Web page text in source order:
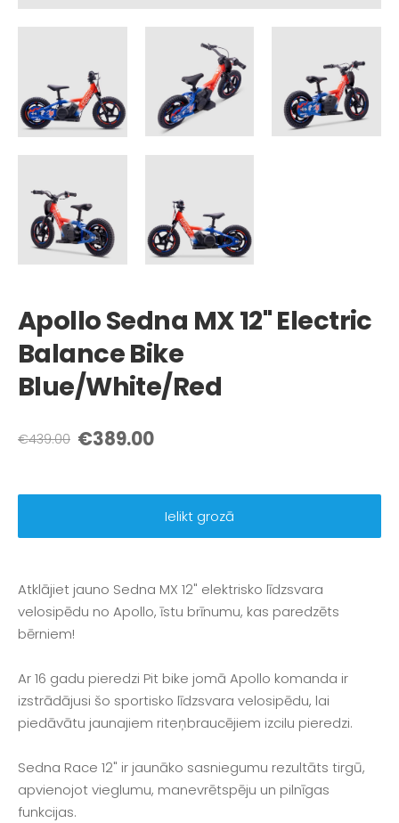
Apollo Sedna MX 12" Electric
Balance Bike
Blue/White/Red
€439.00 €389.00
Ielikt grozā
Atklājiet jauno Sedna MX 12" elektrisko līdzsvara
velosipēdu no Apollo, īstu brīnumu, kas paredzēts
bērniem!
Ar 16 gadu pieredzi Pit bike jomā Apollo komanda ir
izstrādājusi šo sportisko līdzsvara velosipēdu, lai
piedāvātu jaunajiem riteņbraucējiem izcilu pieredzi.
Sedna Race 12" ir jaunāko sasniegumu rezultāts tirgū,
apvienojot vieglumu, manevrētspēju un pilnīgas
funkcijas.